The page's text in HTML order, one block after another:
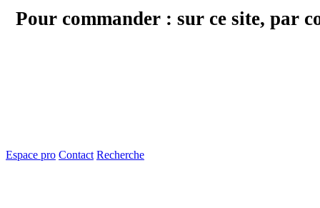
Pour commander : sur ce site, par
Espace pro Contact Recherche